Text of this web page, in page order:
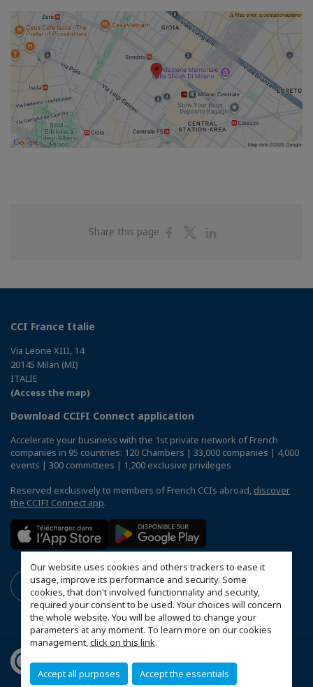
Our website uses cookies and others trackers to ease it
usage, improve its performance and security. Some
cookies, that don't involved functionnality and security,
required your consent to be used. Your choices will concern
the whole website. You will be allowed to change your
parameters at any moment. To learn more on our cookies
management,click on this link.
Accept all purposes Accept the essentials
Share this page
ShareShare
CCI France Italie
Via Leone XIII, 14
20145 Milan (MI)
ITALIE
(Access the map)
Download CCIFI Connect application
Accelerate your business with the 1st private network of French
companies in 95 countries: 120 Chambers | 33,000 companies | 4,000
events | 300 committees | 1,200 exclusive privileges
Reserved exclusively to members of French CCIs abroad, discover
the CCIFI Connect app.